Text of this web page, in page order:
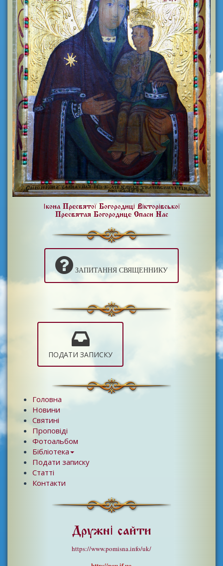
Ікона Пресвятої Богородиці Вікторівської
Пресвятая Богородице Спаси Нас
ЗАПИТАННЯ СВЯЩЕННИКУ
ПОДАТИ ЗАПИСКУ
Головна
Новини
Святині
Проповіді
Фотоальбом
Бібліотека
Подати записку
Статті
Контакти
Дружні сайти
https://www.pomisna.info/uk/